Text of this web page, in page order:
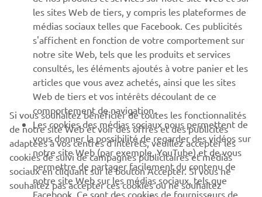
SUPPORT
NEWSLETTER
Découvrez en exclusivité les dernières offres, les événements
spéciaux, les nouveautés et bien plus encore
S'ABONNER
Lisez notre politique de confidentialité pour savoir comment
nous traitons vos données personnelles :Politique de
les sites Web de tiers, y compris les plateformes de
médias sociaux telles que Facebook. Ces publicités
s'affichent en fonction de votre comportement sur
notre site Web, tels que les produits et services
consultés, les éléments ajoutés à votre panier et les
articles que vous avez achetés, ainsi que les sites
Web de tiers et vos intérêts découlant de ce
comportement de navigation.
Les cookies des médias sociaux nous permettent de
vous donner la possibilité de regarder des vidéos sur
notre site Web (par exemple, YouTube) et de vous
permettre de partager facilement du contenu de
notre site Web sur les médias sociaux, tels que
Facebook. Ce sont des cookies de fournisseurs de
Si vous souhaitez bénéficier de toutes les fonctionnalités
de notre site Web et voir des offres et des publicités
adaptées à vos centres d'intérêts, veuillez accepter les
cookies de suivi de campagnes publicitaires et médias
sociaux en cliquant sur le bouton Accepter. Si vous ne
souhaitez pas accepter ces cookies ou ne souhaitez
accepter que des catégories spécifiques de cookies